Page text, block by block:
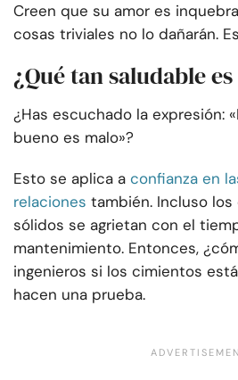
Creen que su amor es
cosas triviales no lo dañarán.
¿Qué tan saludable
¿Has escuchado la expresión:
bueno es malo»?
Esto se aplica a confianza en
relaciones también. Incluso
sólidos se agrietan con el
mantenimiento. Entonces,
ingenieros si los cimientos
hacen una prueba.